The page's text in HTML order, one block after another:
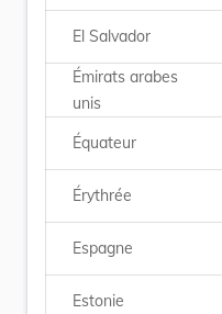
El Salvador
Émirats arabes
unis
Équateur
Érythrée
Espagne
Estonie